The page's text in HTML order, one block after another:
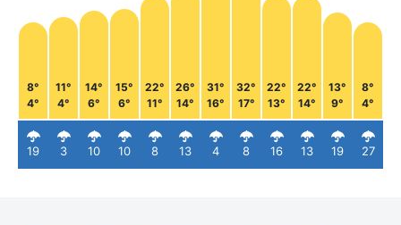
8°
4°
19
11°
4°
3
14°
6°
10
15°
6°
10
22°
11°
8
26°
14°
13
31°
16°
4
32°
17°
8
22°
13°
16
22°
14°
13
13°
9°
19
8°
4°
27